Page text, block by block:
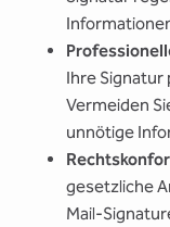
Ihre Signatur
Vermeiden
unnötige
gesetzliche
Mail-